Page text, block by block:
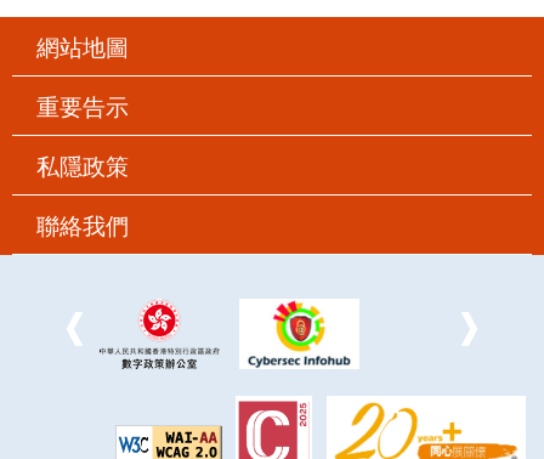
網站地圖
重要告示
私隱政策
聯絡我們